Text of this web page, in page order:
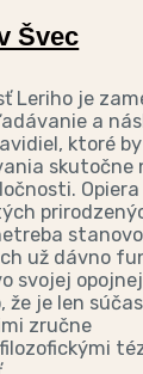
Švec
Leriho je
a
ktoré
skutočne
Opiera
už dávno
svojej
že je len
zručne